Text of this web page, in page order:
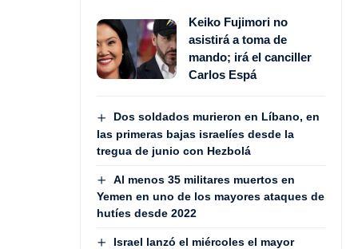
Keiko Fujimori no
asistirá a toma de
mando; irá el canciller
Carlos Espá
Dos soldados murieron en Líbano, en
las primeras bajas israelíes desde la
tregua de junio con Hezbolá
Al menos 35 militares muertos en
Yemen en uno de los mayores ataques de
hutíes desde 2022
Israel lanzó el miércoles el mayor